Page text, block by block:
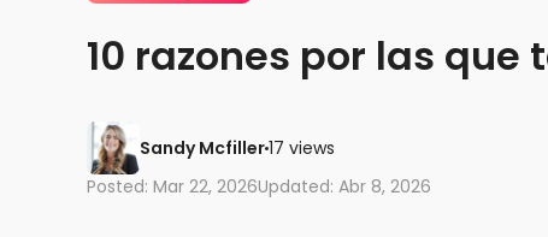
10 razones por las
Sandy Mcfiller17 views
Posted: Mar 22, 2026Updated: Abr 8, 2026